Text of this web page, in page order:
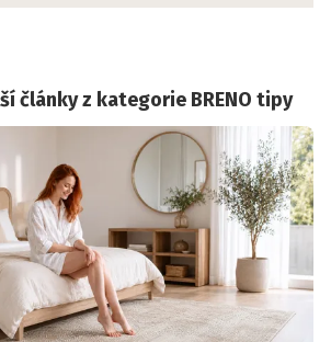
články z kategorie BRENO tipy